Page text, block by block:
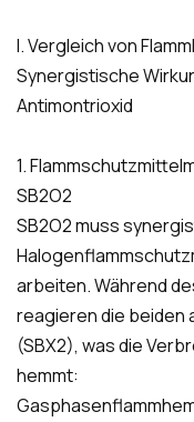
I. Vergleich von
Synergistische
Antimontrioxid
1.
SB2O2
SB2O2 muss
arbeiten. Während
reagieren die beiden
(SBX2), was die
hemmt: